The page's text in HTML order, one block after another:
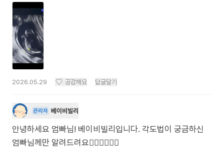
2026.05.29 공감해요 답글달기
관리자 베이비빌리
안녕하세요 엄빠님! 베이비빌리입니다. 각도법이 궁금하신
엄빠님께만 알려드려요🙋🏻‍♀️🙋🏻‍♂️